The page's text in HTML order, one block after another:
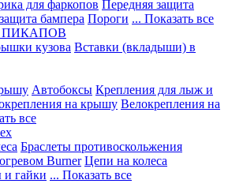
для фаркопов Передняя защита
бампера Пороги ... Показать все
ПИКАПОВ
кузова Вставки (вкладыши) в
Автобоксы Крепления для лыж и
на крышу Велокрепления на
все
Браслеты противоскольжения
Burner Цепи на колеса
и гайки ... Показать все